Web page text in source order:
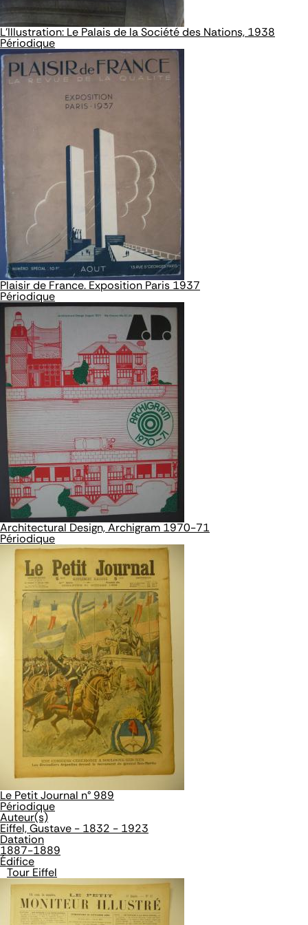
L’Illustration: Le Palais de la Société des Nations, 1938
Périodique
Plaisir de France. Exposition Paris 1937
Périodique
Architectural Design, Archigram 1970-71
Périodique
Le Petit Journal n° 989
Périodique
Auteur(s)
Eiffel, Gustave - 1832 - 1923
Datation
1887-1889
Édifice
Tour Eiffel